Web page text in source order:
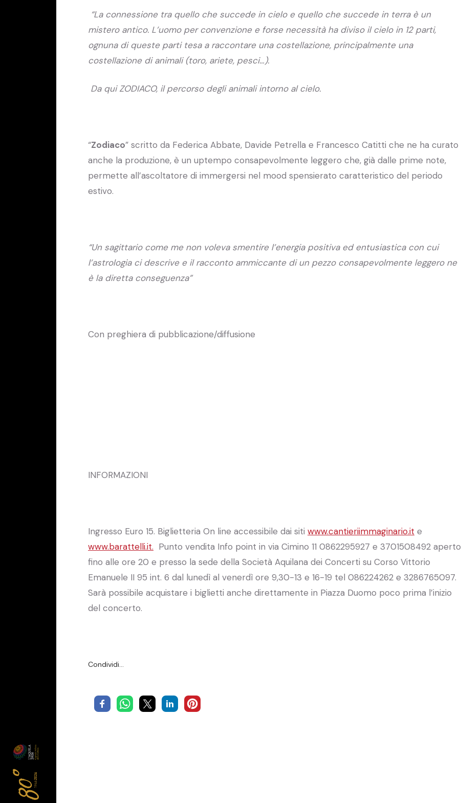
“La connessione tra quello che succede in cielo e quello che succede in terra è un
mistero antico. L’uomo per convenzione e forse necessità ha diviso il cielo in 12 parti,
ognuna di queste parti tesa a raccontare una costellazione, principalmente una
costellazione di animali (toro, ariete, pesci…).
Da qui ZODIACO, il percorso degli animali intorno al cielo.
“Zodiaco” scritto da Federica Abbate, Davide Petrella e Francesco Catitti che ne ha curato
anche la produzione, è un uptempo consapevolmente leggero che, già dalle prime note,
permette all’ascoltatore di immergersi nel mood spensierato caratteristico del periodo
estivo.
“Un sagittario come me non voleva smentire l’energia positiva ed entusiastica con cui
l’astrologia ci descrive e il racconto ammiccante di un pezzo consapevolmente leggero ne
è la diretta conseguenza”
Con preghiera di pubblicazione/diffusione
INFORMAZIONI
Ingresso Euro 15. Biglietteria On line accessibile dai siti www.cantieriimmaginario.it e
www.barattelli.it. Punto vendita Info point in via Cimino 11 0862295927 e 3701508492 aperto
fino alle ore 20 e presso la sede della Società Aquilana dei Concerti su Corso Vittorio
Emanuele II 95 int. 6 dal lunedì al venerdì ore 9,30-13 e 16-19 tel 086224262 e 3286765097.
Sarà possibile acquistare i biglietti anche direttamente in Piazza Duomo poco prima l’inizio
del concerto.
Condividi…